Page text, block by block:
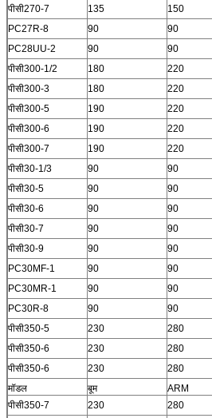
पीसी270-7
135 150
PC27R-8
90 90
PC28UU-2
90 90
पीसी300-1/2
180 220
पीसी300-3
180 220
पीसी300-5
190 220
पीसी300-6
190 220
पीसी300-7
190 220
पीसी30-1/3
90 90
पीसी30-5
90 90
पीसी30-6
90 90
पीसी30-7
90 90
पीसी30-9
90 90
PC30MF-1
90 90
PC30MR-1
90 90
PC30R-8
90 90
पीसी350-5
230 280
पीसी350-6
230 280
पीसी350-6
230 280
मॉडल
बूम ARM
पीसी350-7
230 280